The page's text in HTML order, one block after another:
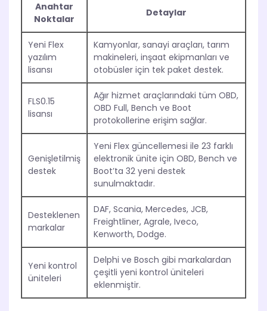
Anahtar
Noktalar
Detaylar
Yeni Flex
yazılım
lisansı
Kamyonlar, sanayi araçları, tarım
makineleri, inşaat ekipmanları ve
otobüsler için tek paket destek.
FLS0.15
lisansı
Ağır hizmet araçlarındaki tüm OBD,
OBD Full, Bench ve Boot
protokollerine erişim sağlar.
Genişletilmiş
destek
Yeni Flex güncellemesi ile 23 farklı
elektronik ünite için OBD, Bench ve
Boot’ta 32 yeni destek
sunulmaktadır.
Desteklenen
markalar
DAF, Scania, Mercedes, JCB,
Freightliner, Agrale, Iveco,
Kenworth, Dodge.
Yeni kontrol
üniteleri
Delphi ve Bosch gibi markalardan
çeşitli yeni kontrol üniteleri
eklenmiştir.